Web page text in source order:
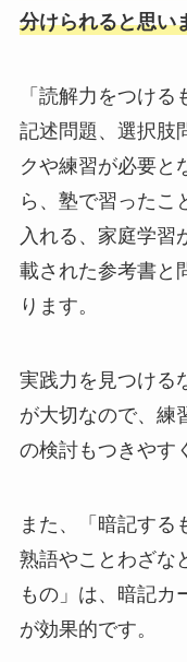
分けられると思い
「読解力をつけ
記述問題、選択肢
クや練習が必要と
ら、塾で習ったこ
入れる、家庭学習
載された参考書と
ります。
実践力を見つける
が大切なので、練
の検討もつきやす
また、「暗記する
熟語やことわざな
もの」は、暗記カ
が効果的です。